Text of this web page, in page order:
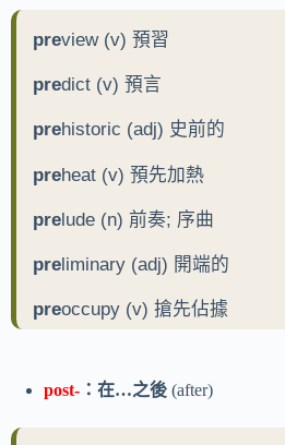
preview (v) 預習
predict (v) 預言
prehistoric (adj) 史前的
preheat (v) 預先加熱
prelude (n) 前奏; 序曲
preliminary (adj) 開端的
preoccupy (v) 搶先佔據
post- ：在…之後 (after)